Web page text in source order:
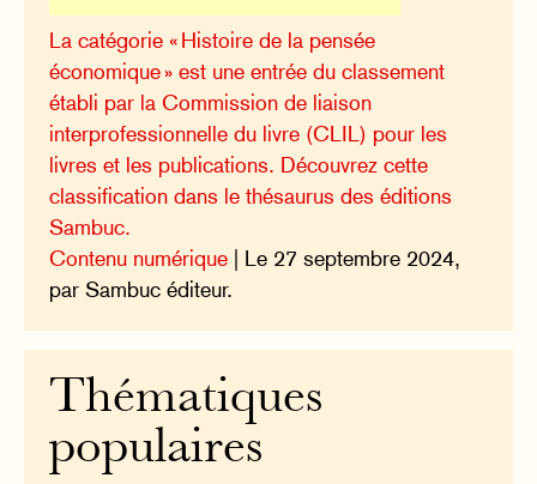
La catégorie « Histoire de la pensée
économique » est une entrée du classement
établi par la Commission de liaison
interprofessionnelle du livre (CLIL) pour les
livres et les publications. Découvrez cette
classification dans le thésaurus des éditions
Sambuc.
Contenu numérique | Le 27 septembre 2024,
par Sambuc éditeur.
Thématiques
populaires